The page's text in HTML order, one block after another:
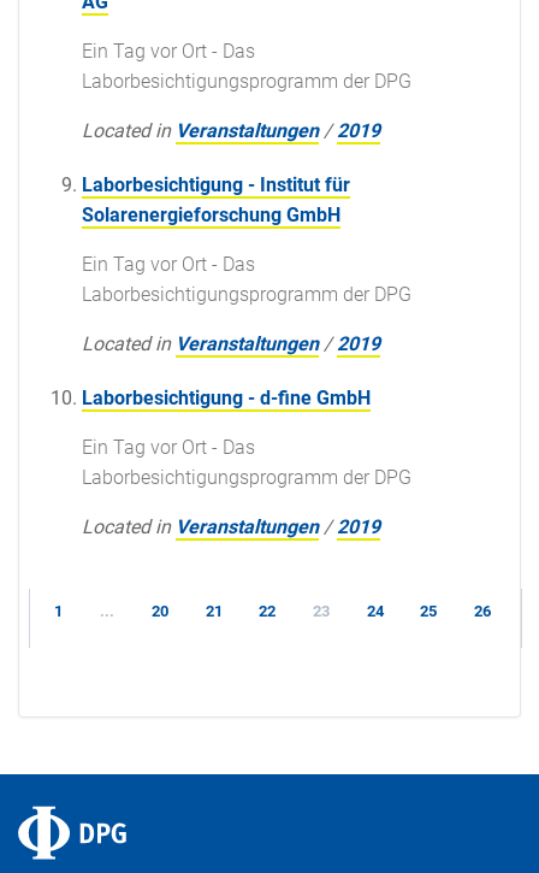
Ein Tag vor Ort - Das
Laborbesichtigungsprogramm der DPG
Located in Veranstaltungen /2019
Laborbesichtigung - Institut für
Solarenergieforschung GmbH
Ein Tag vor Ort - Das
Laborbesichtigungsprogramm der DPG
Located in Veranstaltungen /2019
Laborbesichtigung - d-fine GmbH
Ein Tag vor Ort - Das
Laborbesichtigungsprogramm der DPG
Located in Veranstaltungen /2019
1 ... 20 21 22 23 24 25 26